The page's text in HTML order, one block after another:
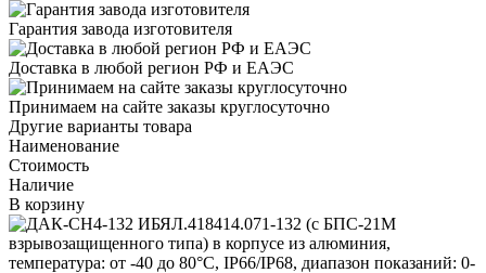
Гарантия завода изготовителя
Доставка в любой регион РФ и ЕАЭС
Принимаем на сайте заказы круглосуточно
Другие варианты товара
Наименование
Стоимость
Наличие
В корзину